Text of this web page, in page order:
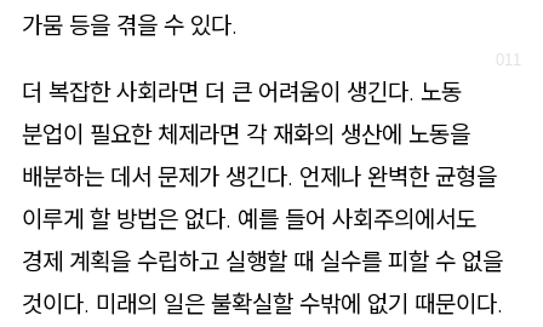
가뭄 등을 겪을 수 있다.
더 복잡한 사회라면 더 큰 어려움이 생긴다. 노동
분업이 필요한 체제라면 각 재화의 생산에 노동을
배분하는 데서 문제가 생긴다. 언제나 완벽한 균형을
이루게 할 방법은 없다. 예를 들어 사회주의에서도
경제 계획을 수립하고 실행할 때 실수를 피할 수 없을
것이다. 미래의 일은 불확실할 수밖에 없기 때문이다.